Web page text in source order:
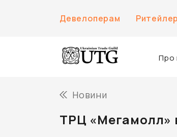
Девелоперам
Про
Новини
ТРЦ «Мегамолл»